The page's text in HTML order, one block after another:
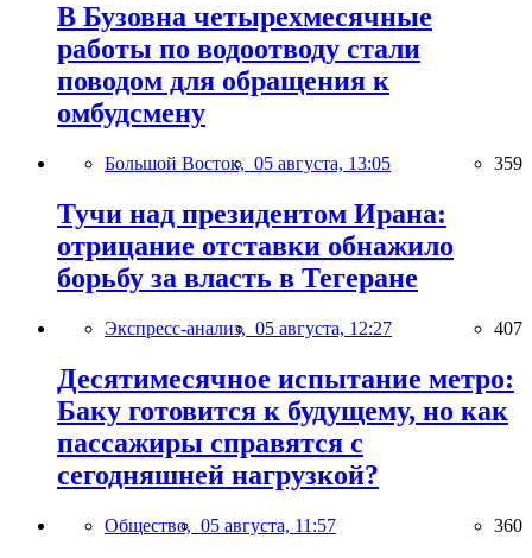
В Бузовна четырехмесячные
работы по водоотводу стали
поводом для обращения к
омбудсмену
Большой Восток, 05 августа, 13:05 359
Тучи над президентом Ирана:
отрицание отставки обнажило
борьбу за власть в Тегеране
Экспресс-анализ, 05 августа, 12:27 407
Десятимесячное испытание метро:
Баку готовится к будущему, но как
пассажиры справятся с
сегодняшней нагрузкой?
Общество, 05 августа, 11:57 360